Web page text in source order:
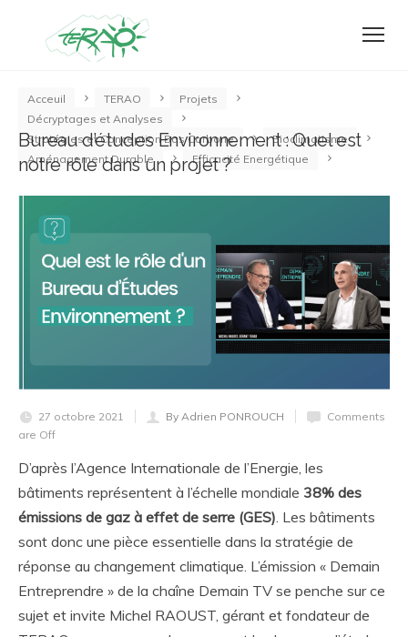
Acceuil TERAO
Projets
Décryptages et Analyses
Stratégies et Conception Bas Carbone
Bioclimatisme
Aménagement Durable
Efficacité Energétique
Bureau d’études Environnement : Quel est
notre rôle dans un projet ?
27 octobre 2021 By Adrien PONROUCH
Comments
are Off
D’après l’Agence Internationale de l’Energie, les
bâtiments représentent à l’échelle mondiale 38% des
émissions de gaz à effet de serre (GES). Les bâtiments
sont donc une pièce essentielle dans la stratégie de
réponse au changement climatique. L’émission « Demain
Entreprendre » de la chaîne Demain TV se penche sur ce
sujet et invite Michel RAOUST, gérant et fondateur de